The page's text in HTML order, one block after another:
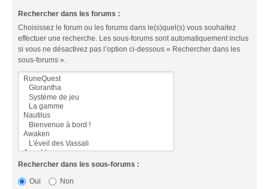
Rechercher dans les forums :
Choisissez le forum ou les forums dans le(s)quel(s) vous souhaitez
effectuer une recherche. Les sous-forums sont automatiquement inclus
si vous ne désactivez pas l’option ci-dessous « Rechercher dans les
sous-forums ».
Rechercher dans les sous-forums :
Oui
Non